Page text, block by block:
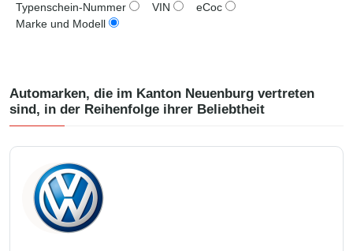
Typenschein-Nummer VIN
eCoc
Marke und Modell
Automarken, die im Kanton Neuenburg vertreten
sind, in der Reihenfolge ihrer Beliebtheit